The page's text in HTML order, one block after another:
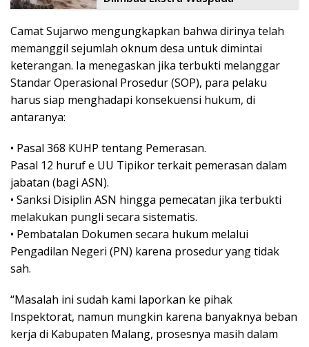
Camat Sujarwo mengungkapkan bahwa dirinya telah
memanggil sejumlah oknum desa untuk dimintai
keterangan. Ia menegaskan jika terbukti melanggar
Standar Operasional Prosedur (SOP), para pelaku
harus siap menghadapi konsekuensi hukum, di
antaranya:
• Pasal 368 KUHP tentang Pemerasan.
Pasal 12 huruf e UU Tipikor terkait pemerasan dalam
jabatan (bagi ASN).
• Sanksi Disiplin ASN hingga pemecatan jika terbukti
melakukan pungli secara sistematis.
• Pembatalan Dokumen secara hukum melalui
Pengadilan Negeri (PN) karena prosedur yang tidak
sah.
“Masalah ini sudah kami laporkan ke pihak
Inspektorat, namun mungkin karena banyaknya beban
kerja di Kabupaten Malang, prosesnya masih dalam